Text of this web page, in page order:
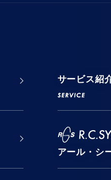
サービス紹
アール・シ